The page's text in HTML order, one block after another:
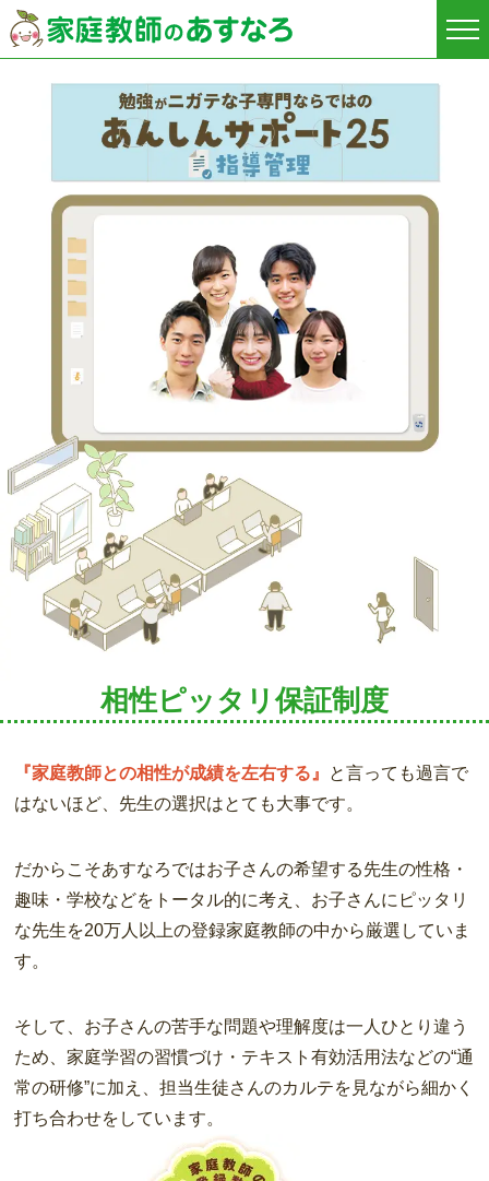
相性ピッタリ保証制度
『家庭教師との相性が成績を左右する』 と言っても過言で
はないほど、先生の選択はとても大事です。
だからこそあすなろではお子さんの希望する先生の性格・
趣味・学校などをトータル的に考え、お子さんにピッタリ
な先生を20万人以上の登録家庭教師の中から厳選していま
す。
そして、お子さんの苦手な問題や理解度は一人ひとり違う
ため、家庭学習の習慣づけ・テキスト有効活用法などの“通
常の研修”に加え、担当生徒さんのカルテを見ながら細かく
打ち合わせをしています。